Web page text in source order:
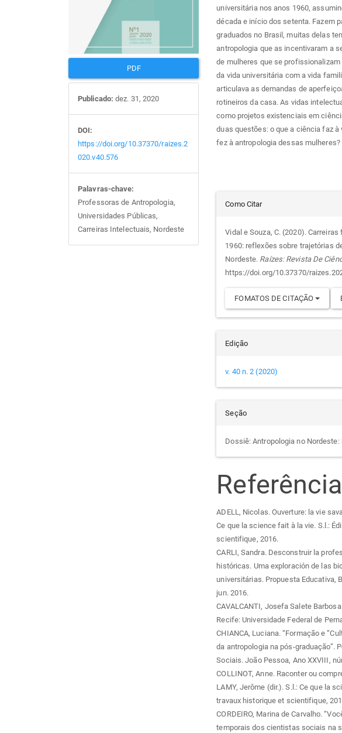
PDF
Publicado: dez. 31, 2020
DOI:
https://doi.org/10.37370/raizes.2
020.v40.576
Palavras-chave:
Professoras de Antropologia,
Universidades Públicas,
Carreiras Intelectuais, Nordeste
universitária nos anos 1960,
década e início dos setenta. Fazem
graduados no Brasil, muitas delas
antropologia que as incentivaram a
de mulheres que se
da vida universitária com a vida
articulava as demandas de
rotineiros da casa. As vidas
como projetos existenciais em
duas questões: o que a ciência faz à
fez à antropologia dessas mulheres?
Detalhes
do
artigo
Como Citar
Vidal e Souza, C. (2020).
1960: reflexões sobre trajetórias
Nordeste. Raízes: Revista De
https://doi.org/10.37370/
FOMATOS DE CITAÇÃO
Edição
v. 40 n. 2 (2020)
Seção
Dossiê: Antropologia no
ADELL, Nicolas. Ouverture: la vie
Ce que la science fait à la vie. S.l.:
scientifique, 2016.
CARLI, Sandra. Desconstruir la
históricas. Uma exploración de las
universitárias. Propuesta Educativa,
jun. 2016.
CAVALCANTI, Josefa Salete
Recife: Universidade Federal de
CHIANCA, Luciana. “Formação e
da antropologia na pós-graduação”.
Sociais. João Pessoa, Ano XXVIII,
COLLINOT, Anne. Raconter ou
LAMY, Jerôme (dir.). S.l.: Ce que la
travaux historique et scientifique,
CORDEIRO, Marina de Carvalho.
temporais dos cientistas sociais na